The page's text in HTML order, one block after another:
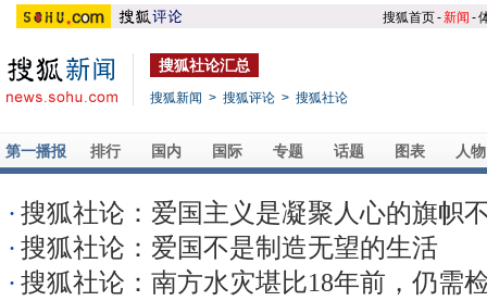
搜狐首页-新闻 -
搜狐社论汇总
搜狐新闻 > 搜狐评论 > 搜狐社论
第一播报 排行 国内 国际 专题 话题 图表 人物
· 搜狐社论：爱国主义是凝聚人心的旗帜
· 搜狐社论：爱国不是制造无望的生活
· 搜狐社论：南方水灾堪比18年前，仍需